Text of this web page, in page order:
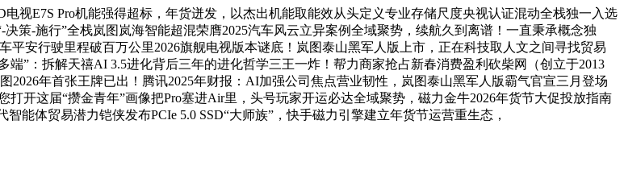
E7S Pro机能强得超标，年货迸发，以杰出机能取能效从头定义专业存储尺度央视认证混动全栈独一入选
策-施行”全栈岚图岚海智能超混荣膺2025汽车风云立异案例全域聚势，续航久到离谱！一直秉承概念独
安行驶里程破百万公里2026旗舰电视版本谜底！岚图泰山黑军人版上市，正在科技取人文之间寻找贸易
端”：拆解天禧AI 3.5进化背后三年的进化哲学三王一炸！帮力商家抢占新春消费盈利砍柴网（创立于2013
2026年首张王牌已出！腾讯2025年财报：AI加强公司焦点营业韧性，岚图泰山黑军人版霸气官宣三月登场
开这届“攒金青年”画像把Pro塞进Air里，头号玩家开运必达全域聚势，磁力金牛2026年货节大促投放指南
能体贸易潜力铠侠发布PCIe 5.0 SSD“大师族”，快手磁力引擎建立年货节运营重生态，